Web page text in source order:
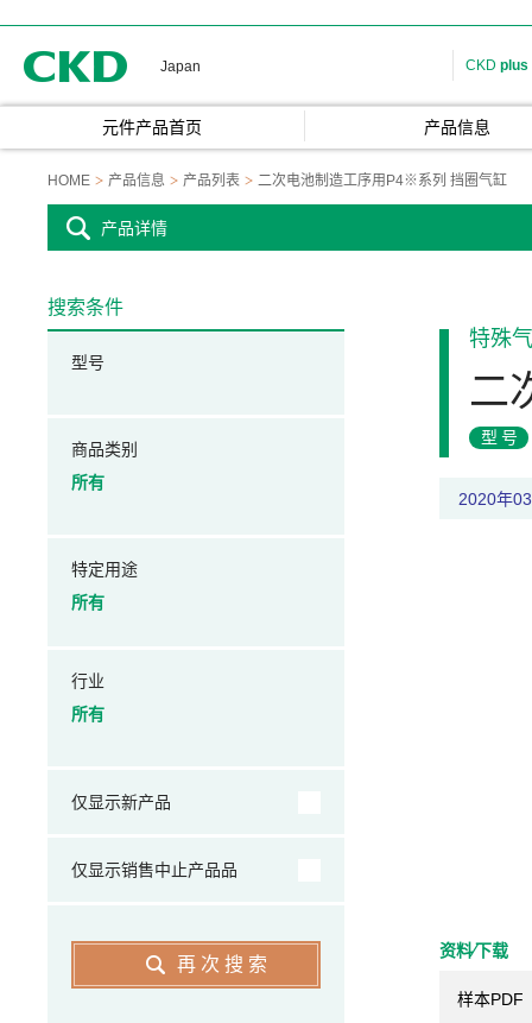
Japan CKD plus
元件产品首页 产品信息
HOME 产品信息 产品列表 二次电池制造工序用P4※系列 挡圈气缸
产品详情
特殊
二
型号
2020年
资料⁄下载
样本PDF
搜索条件
型号
商品类别
所有
特定用途
所有
行业
所有
仅显示新产品
仅显示销售中止产品品
再次搜索